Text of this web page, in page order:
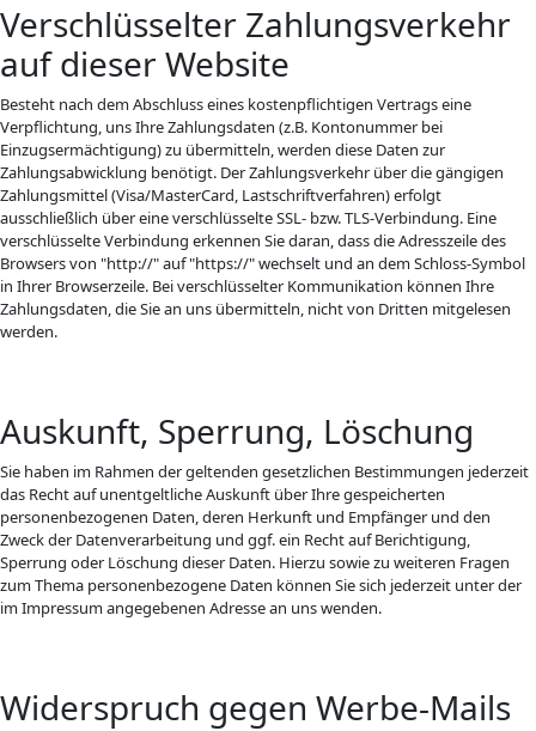
Verschlüsselter Zahlungsverkehr
auf dieser Website
Besteht nach dem Abschluss eines kostenpflichtigen Vertrags eine
Verpflichtung, uns Ihre Zahlungsdaten (z.B. Kontonummer bei
Einzugsermächtigung) zu übermitteln, werden diese Daten zur
Zahlungsabwicklung benötigt. Der Zahlungsverkehr über die gängigen
Zahlungsmittel (Visa/MasterCard, Lastschriftverfahren) erfolgt
ausschließlich über eine verschlüsselte SSL- bzw. TLS-Verbindung. Eine
verschlüsselte Verbindung erkennen Sie daran, dass die Adresszeile des
Browsers von "http://" auf "https://" wechselt und an dem Schloss-Symbol
in Ihrer Browserzeile. Bei verschlüsselter Kommunikation können Ihre
Zahlungsdaten, die Sie an uns übermitteln, nicht von Dritten mitgelesen
werden.
Auskunft, Sperrung, Löschung
Sie haben im Rahmen der geltenden gesetzlichen Bestimmungen jederzeit
das Recht auf unentgeltliche Auskunft über Ihre gespeicherten
personenbezogenen Daten, deren Herkunft und Empfänger und den
Zweck der Datenverarbeitung und ggf. ein Recht auf Berichtigung,
Sperrung oder Löschung dieser Daten. Hierzu sowie zu weiteren Fragen
zum Thema personenbezogene Daten können Sie sich jederzeit unter der
im Impressum angegebenen Adresse an uns wenden.
Widerspruch gegen Werbe-Mails